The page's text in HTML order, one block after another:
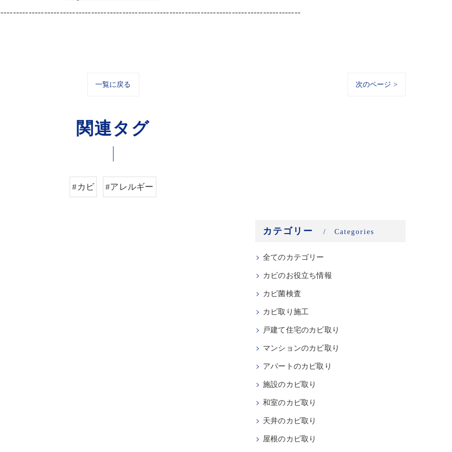
一覧に戻る 次のページ >
関連タグ
#カビ #アレルギー
カテゴリー Categories
全てのカテゴリー
カビのお役立ち情報
カビ菌検査
カビ取り施工
戸建て住宅のカビ取り
マンションのカビ取り
アパートのカビ取り
施設のカビ取り
和室のカビ取り
天井のカビ取り
屋根のカビ取り